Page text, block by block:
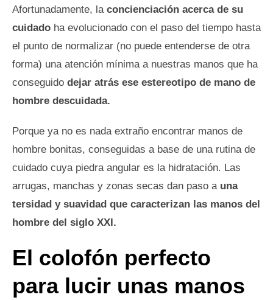
Afortunadamente, la concienciación acerca de su
cuidado ha evolucionado con el paso del tiempo hasta
el punto de normalizar (no puede entenderse de otra
forma) una atención mínima a nuestras manos que ha
conseguido dejar atrás ese estereotipo de mano de
hombre descuidada.
Porque ya no es nada extraño encontrar manos de
hombre bonitas, conseguidas a base de una rutina de
cuidado cuya piedra angular es la hidratación. Las
arrugas, manchas y zonas secas dan paso a una
tersidad y suavidad que caracterizan las manos del
hombre del siglo XXI.
El colofón perfecto
para lucir unas manos